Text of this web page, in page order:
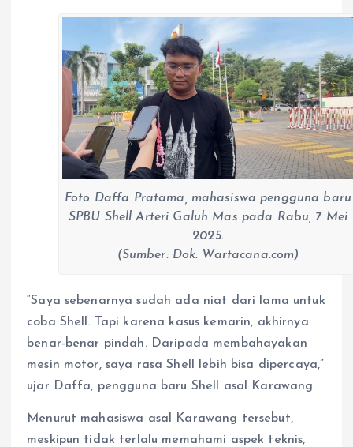
Foto Daffa Pratama, mahasiswa pengguna baru
SPBU Shell Arteri Galuh Mas pada Rabu, 7 Mei
2025.
(Sumber: Dok. Wartacana.com)
“Saya sebenarnya sudah ada niat dari lama untuk
coba Shell. Tapi karena kasus kemarin, akhirnya
benar-benar pindah. Daripada membahayakan
mesin motor, saya rasa Shell lebih bisa dipercaya,”
ujar Daffa, pengguna baru Shell asal Karawang.
Menurut mahasiswa asal Karawang tersebut,
meskipun tidak terlalu memahami aspek teknis,